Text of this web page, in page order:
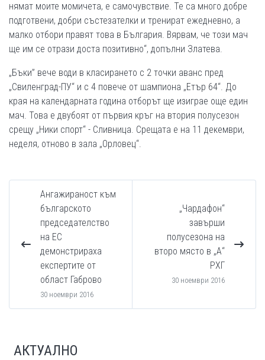
нямат моите момичета, е самочувствие. Те са много добре
подготвени, добри състезателки и тренират ежедневно, а
малко отбори правят това в България. Вярвам, че този мач
ще им се отрази доста позитивно“, допълни Златева.
„Бъки” вече води в класирането с 2 точки аванс пред
„Свиленград­-ПУ“ и с 4 повече от шампиона „Етър 64“. До
края на календарната година отборът ще изиграе още един
мач. Това е двубоят от първия кръг на втория полусезон
срещу „Ники спорт“ - Сливница. Срещата е на 11­ декември,
неделя, отново в зала „Орловец“.
Ангажираност към
българското
председателство
на ЕС
демонстрираха
експертите от
област Габрово
30 ноември 2016
„Чардафон“
завърши
полусезона на
второ място в „А“
РХГ
30 ноември 2016
АКТУАЛНО